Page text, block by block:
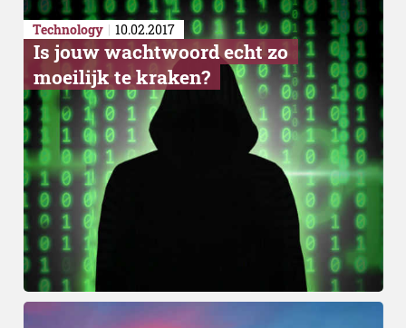
Technology 10.02.2017
Is jouw wachtwoord echt zo
moeilijk te kraken?